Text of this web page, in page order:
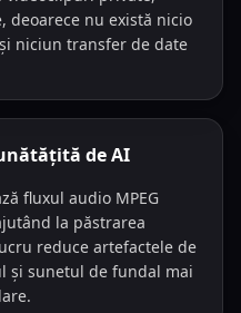
deoarece nu există nicio
niciun transfer de date
de AI
fluxul audio MPEG
la păstrarea
reduce artefactele de
și sunetul de fundal mai